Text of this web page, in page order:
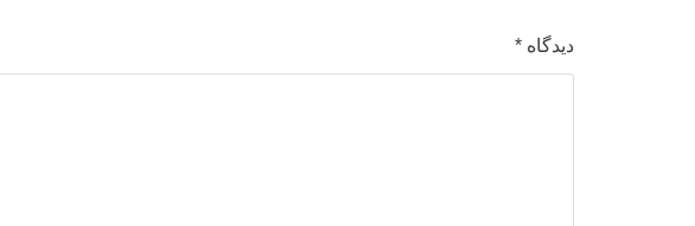
دیدگاه *